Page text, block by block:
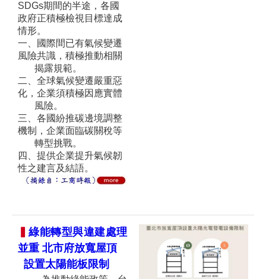
SDGs期間的半途，各國
政府正積極檢視目標達成
情形。
一、國際間已有氣候變遷
風險共識，積極推動相關
揭露規範。
二、全球氣候變遷嚴重惡
化，企業須積極因應實體
風險。
三、各國紛推碳邊境調整
機制，企業面臨碳關稅等
轉型挑戰。
四、提供企業提升氣候韌
性之建言及結語。
綠能轉型與違建處理
並重 北市府放寬屋頂
設置太陽能板限制